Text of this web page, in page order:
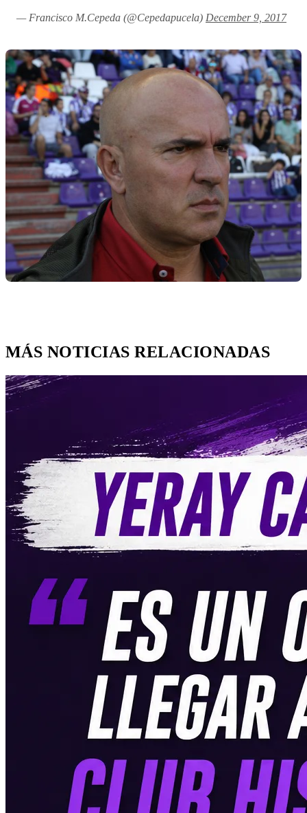
— Francisco M.Cepeda (@Cepedapucela) December 9, 2017
MÁS NOTICIAS RELACIONADAS